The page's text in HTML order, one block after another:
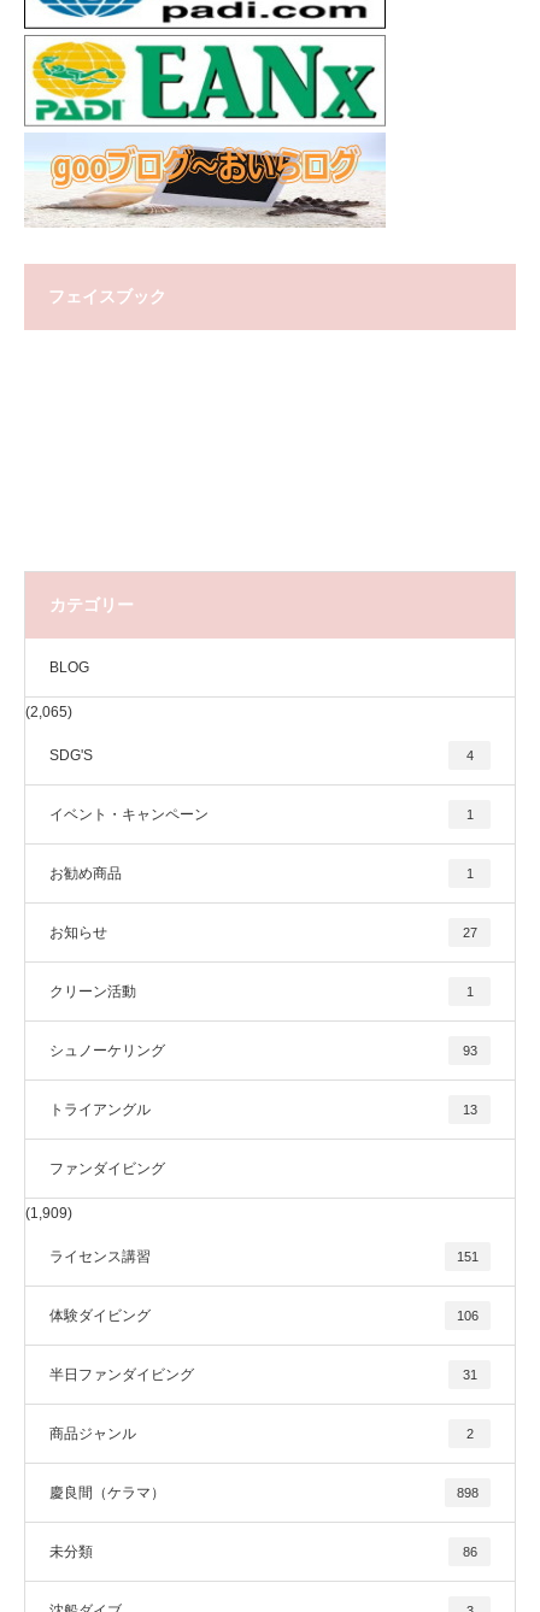
フェイスブック
カテゴリー
BLOG
(2,065)
SDG'S 4
イベント・キャンペーン 1
お勧め商品 1
お知らせ 27
クリーン活動 1
シュノーケリング 93
トライアングル 13
ファンダイビング
(1,909)
ライセンス講習 151
体験ダイビング 106
半日ファンダイビング 31
商品ジャンル 2
慶良間（ケラマ） 898
未分類 86